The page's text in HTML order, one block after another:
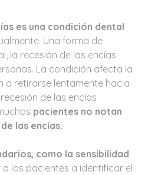
es una condición dental
Una forma de
la recesión de las encías
La condición afecta la
a retirarse lentamente hacia
de las encías
pacientes no notan
las encías.
como la sensibilidad
los pacientes a identificar el